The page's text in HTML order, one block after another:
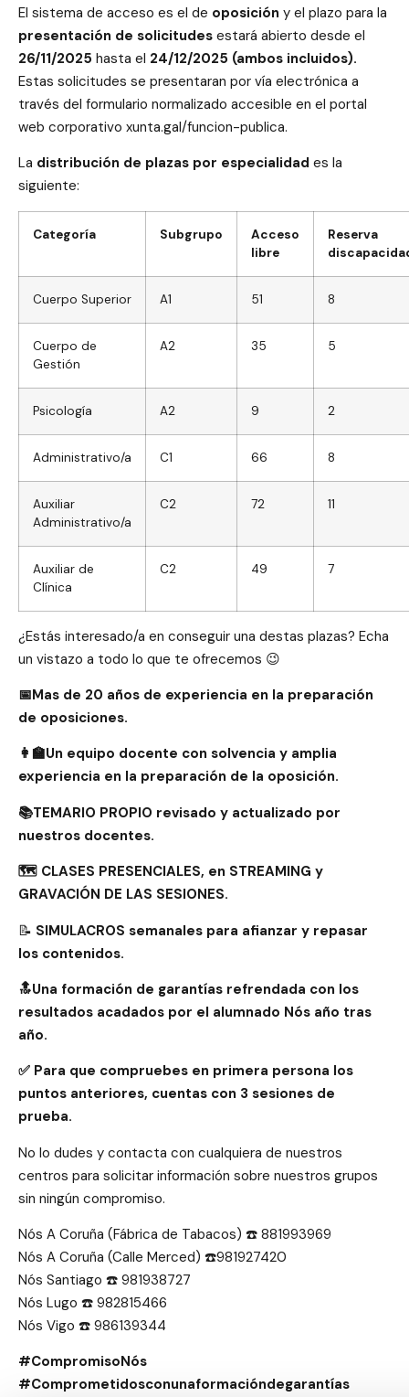
El sistema de acceso es el de oposición y el plazo para la
presentación de solicitudes estará abierto desde el
26/11/2025 hasta el 24/12/2025 (ambos incluidos).
Estas solicitudes se presentaran por vía electrónica a
través del formulario normalizado accesible en el portal
web corporativo xunta.gal/funcion-publica.
La distribución de plazas por especialidad es la
siguiente:
Categoría Subgrupo
Acceso
libre
Reserva
Cuerpo Superior A1 51 8
Cuerpo de
Gestión
A2 35 5
Psicología A2 9 2
Administrativo/a C1 66 8
Auxiliar
Administrativo/a
C2 72 11
Auxiliar de
Clínica
C2 49 7
¿Estás interesado/a en conseguir una destas plazas? Echa
un vistazo a todo lo que te ofrecemos 😉
📅Mas de 20 años de experiencia en la preparación
de oposiciones.
👩‍🏫Un equipo docente con solvencia y amplia
experiencia en la preparación de la oposición.
📚TEMARIO PROPIO revisado y actualizado por
nuestros docentes.
🗺️ CLASES PRESENCIALES, en STREAMING y
GRAVACIÓN DE LAS SESIONES.
📝 SIMULACROS semanales para afianzar y repasar
los contenidos.
🔝Una formación de garantías refrendada con los
resultados acadados por el alumnado Nós año tras
año.
✅ Para que compruebes en primera persona los
puntos anteriores, cuentas con 3 sesiones de
prueba.
No lo dudes y contacta con cualquiera de nuestros
centros para solicitar información sobre nuestros grupos
sin ningún compromiso.
Nós A Coruña (Fábrica de Tabacos) ☎️ 881993969
Nós A Coruña (Calle Merced) ☎️981927420
Nós Santiago ☎️ 981938727
Nós Lugo ☎️ 982815466
Nós Vigo ☎️ 986139344
#CompromisoNós
#Comprometidosconunaformacióndegarantías